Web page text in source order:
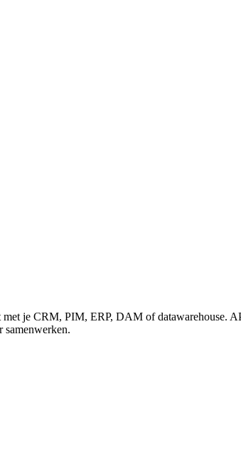
je CRM, PIM, ERP, DAM of datawarehouse.
samenwerken.